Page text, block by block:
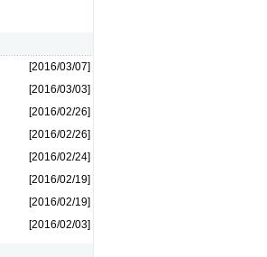
[2016/03/07]
[2016/03/03]
[2016/02/26]
[2016/02/26]
[2016/02/24]
[2016/02/19]
[2016/02/19]
[2016/02/03]